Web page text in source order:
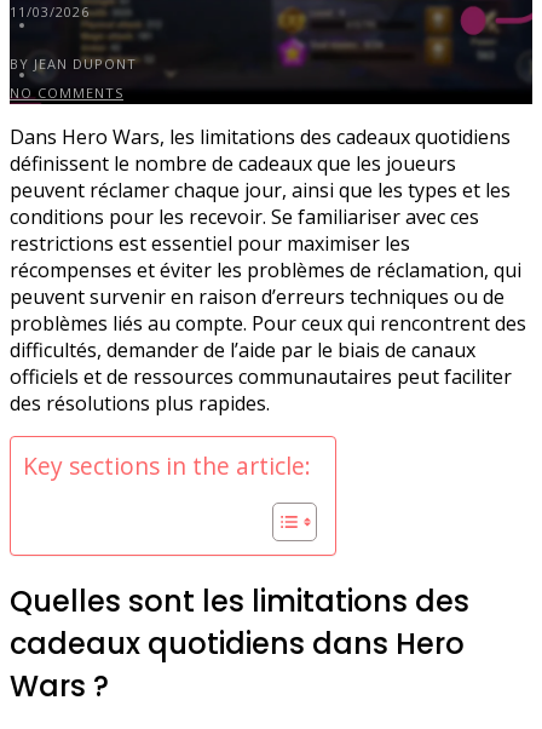
11/03/2026
BY JEAN DUPONT
NO COMMENTS
Dans Hero Wars, les limitations des cadeaux quotidiens
définissent le nombre de cadeaux que les joueurs
peuvent réclamer chaque jour, ainsi que les types et les
conditions pour les recevoir. Se familiariser avec ces
restrictions est essentiel pour maximiser les
récompenses et éviter les problèmes de réclamation, qui
peuvent survenir en raison d’erreurs techniques ou de
problèmes liés au compte. Pour ceux qui rencontrent des
difficultés, demander de l’aide par le biais de canaux
officiels et de ressources communautaires peut faciliter
des résolutions plus rapides.
Key sections in the article:
Quelles sont les limitations des
cadeaux quotidiens dans Hero
Wars ?